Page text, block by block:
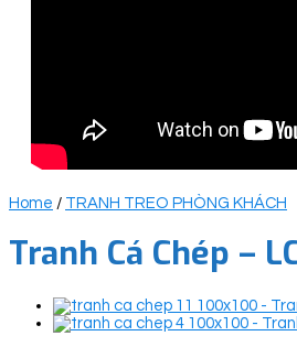
Home / TRANH TREO PHÒNG KHÁCH
Tranh Cá Chép –